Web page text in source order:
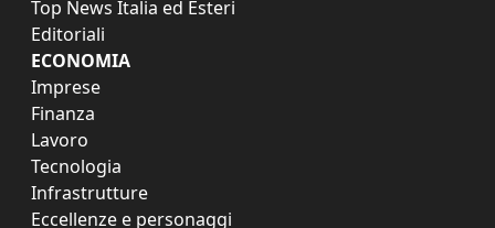
Top News Italia ed Esteri
Editoriali
ECONOMIA
Imprese
Finanza
Lavoro
Tecnologia
Infrastrutture
Eccellenze e personaggi